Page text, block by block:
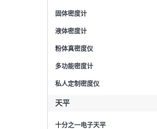
固体密度计
液体密度计
粉体真密度仪
多功能密度计
私人定制密度仪
天平
十分之一电子天平